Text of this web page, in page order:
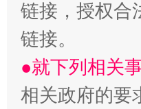
链接，授权合
链接。
●就下列相关
相关政府的要